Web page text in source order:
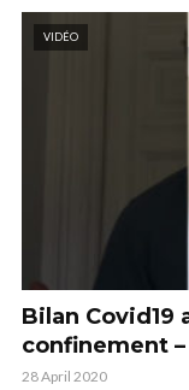
VIDÉO
Bilan Covid19
confinement
28 April 2020